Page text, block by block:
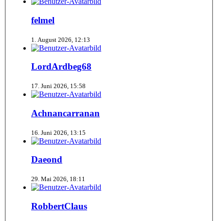
felmel
1. August 2026, 12:13
LordArdbeg68
17. Juni 2026, 15:58
Achnancarranan
16. Juni 2026, 13:15
Daeond
29. Mai 2026, 18:11
RobbertClaus